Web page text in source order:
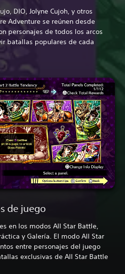
DIO, Jolyne Cujoh, y otros
Adventure se reúnen desde
personajes de todos los arcos
batallas populares de cada
de juego
en los modos All Star Battle,
y Galería. El modo All Star
entre personajes del juego
exclusivas de All Star Battle